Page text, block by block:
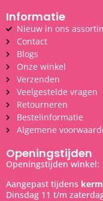
Informatie
Nieuw in ons
Contact
Blogs
Onze winkel
Verzenden
Veelgestelde vragen
Retourneren
Bestelinformatie
Algemene
Openingstijden
Openingstijden winkel:
Aangepast tijdens
Dinsdag 11 t/m